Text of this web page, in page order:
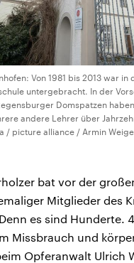
Von 1981 bis 2013 war in
untergebracht. In der
Domspatzen
andere Lehrer über
/ picture alliance / Armin
bat vor der
Mitglieder des
es sind Hunderte.
Missbrauch und
Opferanwalt Ulrich